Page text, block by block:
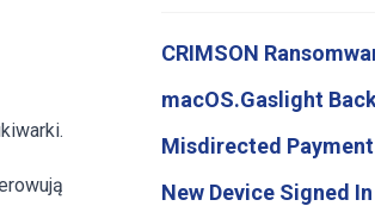
CRIMSON
macOS.Gaslight
Misdirected
New Device Signed